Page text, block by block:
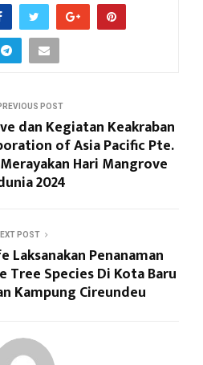
POST
dan Kegiatan Keakraban
of Asia Pacific Pte.
Hari Mangrove
2024
POST
Laksanakan Penanaman
Tree Species Di Kota Baru
Kampung Cireundeu